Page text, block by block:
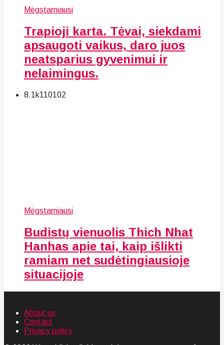
Mėgstamiausi
Trapioji karta. Tėvai, siekdami
apsaugoti vaikus, daro juos
neatsparius gyvenimui ir
nelaimingus.
8.1k110102
Mėgstamiausi
Budistų vienuolis Thich Nhat
Hanhas apie tai, kaip išlikti
ramiam net sudėtingiausioje
situacijoje
About us
Contact
Privacy policy